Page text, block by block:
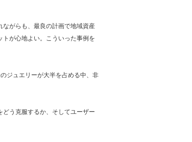
がらも、最良の計画で地域資産
が心地よい。こういった事例を
ジュエリーが大半を占める中、非
う克服するか、そしてユーザー